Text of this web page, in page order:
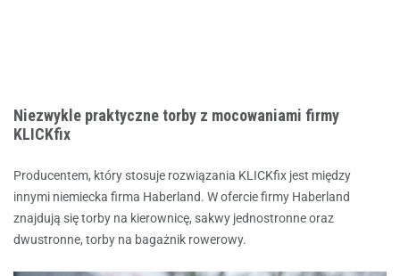
Niezwykle praktyczne torby z mocowaniami firmy
KLICKfix
Producentem, który stosuje rozwiązania KLICKfix jest między
innymi niemiecka firma Haberland. W ofercie firmy Haberland
znajdują się torby na kierownicę, sakwy jednostronne oraz
dwustronne, torby na bagażnik rowerowy.